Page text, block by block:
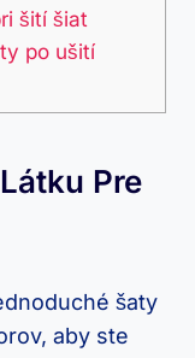
šití šiat
po⁤ ušití
Pre
šaty
aby ste